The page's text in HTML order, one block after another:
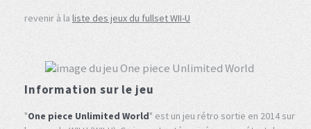
revenir à la liste des jeux du fullset WII-U
Information sur le jeu
"One piece Unlimited World" est un jeu rétro sortie en 2014 sur